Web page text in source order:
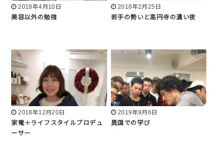
2018年4月10日
美容以外の勉強
2018年2月25日
若手の勢いと高円寺の濃い夜
2018年12月20日
家電＋ライフスタイルプロデュ
ーサー
2019年9月6日
異国での学び